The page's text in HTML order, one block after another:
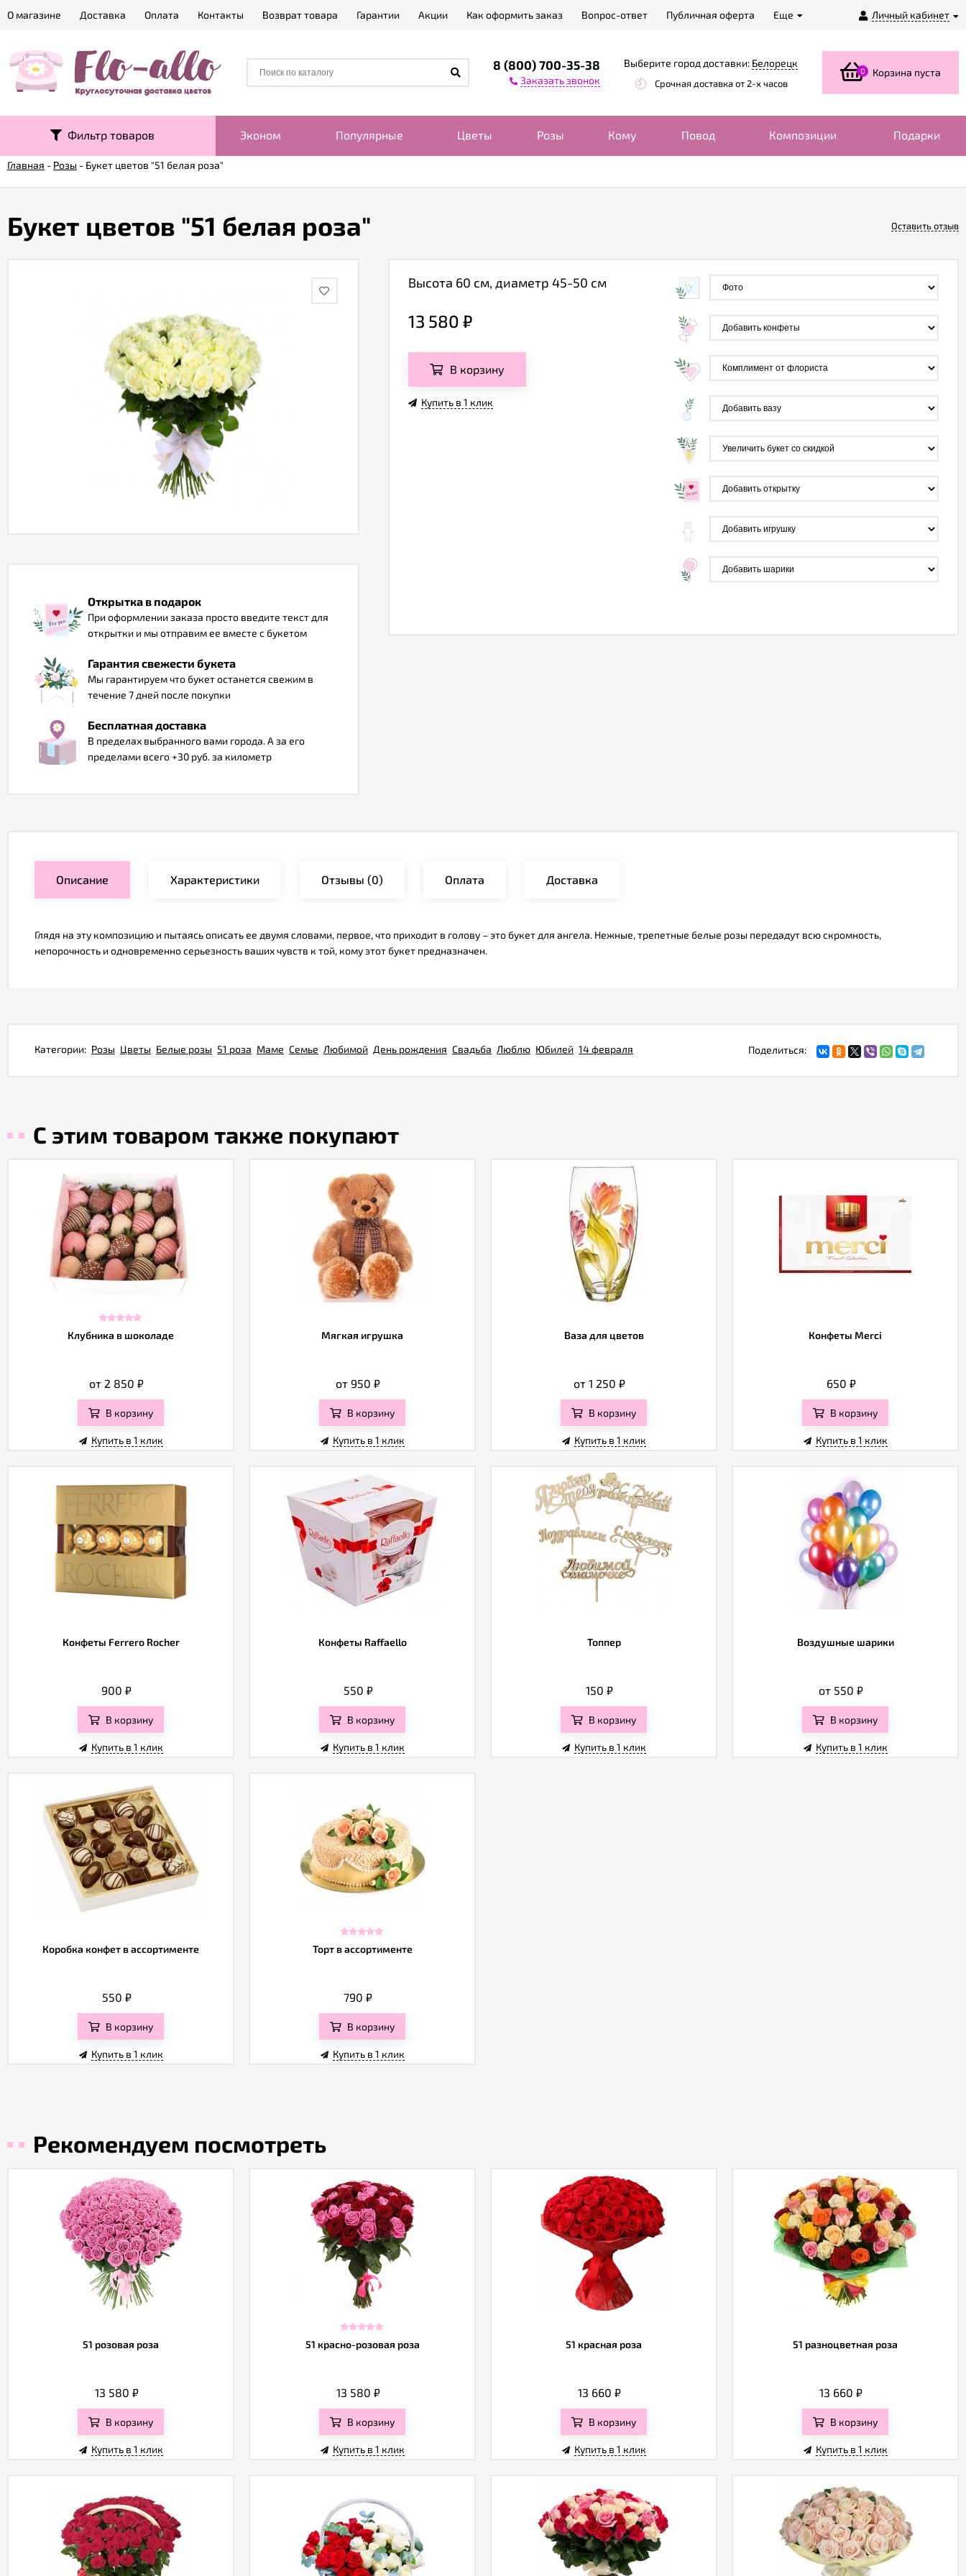
Личный кабинет
О магазине Доставка Оплата Контакты Возврат товара Гарантии Акции Как оформить заказ Вопрос-ответ Публичная оферта Еще
8 (800) 700-35-38
Заказать звонок
Выберите город доставки: Белорецк
Срочная доставка от 2-х часов
0 Корзина пуста
Фильтр товаров Эконом Популярные Цветы Розы Кому Повод Композиции Подарки
Главная - Розы - Букет цветов "51 белая роза"
Букет цветов "51 белая роза" Оставить отзыв
Открытка в подарок
При оформлении заказа просто введите текст для
открытки и мы отправим ее вместе с букетом
Гарантия свежести букета
Мы гарантируем что букет останется свежим в
течение 7 дней после покупки
Бесплатная доставка
В пределах выбранного вами города. А за его
пределами всего +30 руб. за километр
Высота 60 см, диаметр 45-50 см
13 580 ₽
В корзину
Купить в 1 клик
Описание Характеристики Отзывы (0) Оплата Доставка
Глядя на эту композицию и пытаясь описать ее двумя словами, первое, что приходит в голову – это букет для ангела. Нежные, трепетные белые розы передадут всю скромность,
непорочность и одновременно серьезность ваших чувств к той, кому этот букет предназначен.
Поделиться:
Категории: Розы Цветы Белые розы 51 роза Маме Семье Любимой День рождения Свадьба Люблю Юбилей 14 февраля
С этим товаром также покупают
Клубника в шоколаде
от 2 850 ₽
В корзину
Купить в 1 клик
Мягкая игрушка
от 950 ₽
В корзину
Купить в 1 клик
Ваза для цветов
от 1 250 ₽
В корзину
Купить в 1 клик
Конфеты Merci
650 ₽
В корзину
Купить в 1 клик
Конфеты Ferrero Rocher
900 ₽
В корзину
Купить в 1 клик
Конфеты Raffaello
550 ₽
В корзину
Купить в 1 клик
Топпер
150 ₽
В корзину
Купить в 1 клик
Воздушные шарики
от 550 ₽
В корзину
Купить в 1 клик
Коробка конфет в ассортименте
550 ₽
В корзину
Купить в 1 клик
Торт в ассортименте
790 ₽
В корзину
Купить в 1 клик
Рекомендуем посмотреть
51 розовая роза
13 580 ₽
В корзину
Купить в 1 клик
51 красно-розовая роза
13 580 ₽
В корзину
Купить в 1 клик
51 красная роза
13 660 ₽
В корзину
Купить в 1 клик
51 разноцветная роза
13 660 ₽
В корзину
Купить в 1 клик